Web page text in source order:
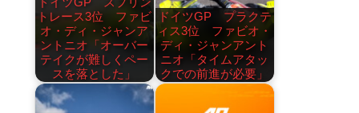
トレース3位 ファビ
オ・ディ・ジャンア
ントニオ「オーバー
テイクが難しくペー
スを落とした」
ドイツGP プラクテ
ィス3位 ファビオ・
ディ・ジャンアント
ニオ「タイムアタッ
クでの前進が必要」